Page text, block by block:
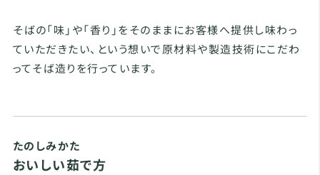
そばの「味」や「香り」をそのままにお客様へ提供し味わっ
ていただきたい、という想いで原材料や製造技術にこだわ
ってそば造りを行っています。
たのしみかた
おいしい茹で方